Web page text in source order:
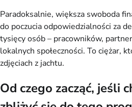
Paradoksalnie, większa swoboda
do poczucia odpowiedzialności za
tysięcy osób – pracowników,
lokalnych społeczności. To ciężar,
zdjęciach z jachtu.
Od czego zacząć, jeśli